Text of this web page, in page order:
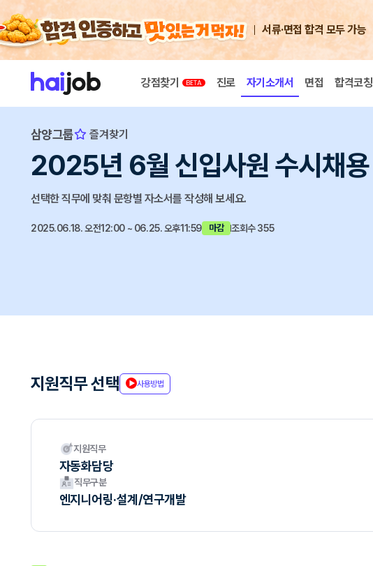
서류·면접 합격 모두 가능
강점찾기 진로 자기소개서 면접 합격코칭
삼양그룹 즐겨찾기
2025년 6월 신입사원 수시채용
선택한 직무에 맞춰 문항별 자소서를 작성해 보세요.
2025.06.18. 오전12:00 ~ 06.25. 오후11:59 마감 조회수 355
지원직무 선택 사용방법
지원직무
자동화담당
직무구분
엔지니어링·설계/연구개발